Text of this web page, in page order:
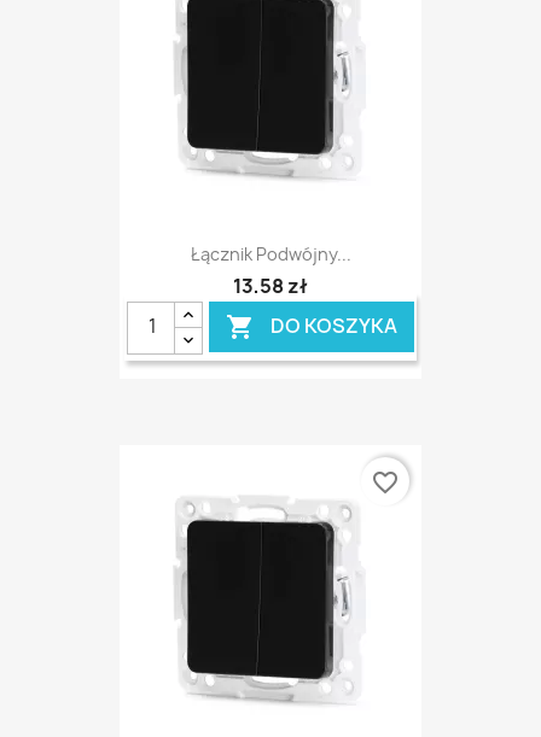
Łącznik Podwójny...
13,58 zł
 DO KOSZYKA
favorite_border